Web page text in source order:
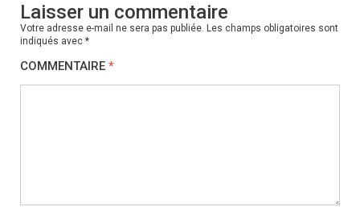
Laisser un commentaire
Votre adresse e-mail ne sera pas publiée. Les champs obligatoires sont
indiqués avec *
COMMENTAIRE *